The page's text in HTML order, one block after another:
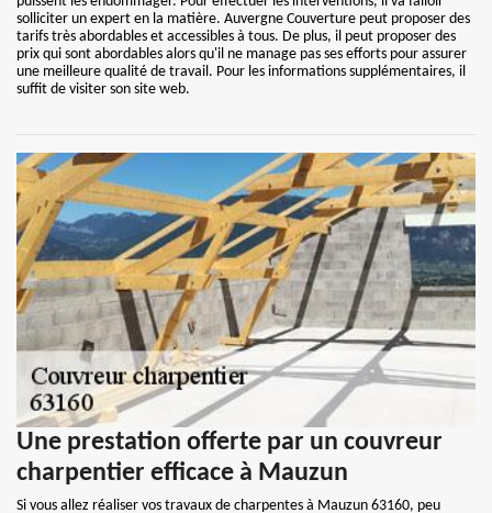
solliciter un expert en la matière. Auvergne Couverture peut proposer des
tarifs très abordables et accessibles à tous. De plus, il peut proposer des
prix qui sont abordables alors qu'il ne manage pas ses efforts pour assurer
une meilleure qualité de travail. Pour les informations supplémentaires, il
suffit de visiter son site web.
Une prestation offerte par un couvreur
charpentier efficace à Mauzun
Si vous allez réaliser vos travaux de charpentes à Mauzun 63160, peu